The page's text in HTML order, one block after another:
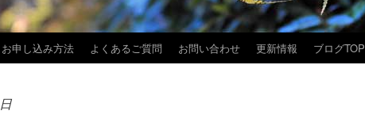
お申し込み方法 よくあるご質問 お問い合わせ 更新情報 ブログTOP